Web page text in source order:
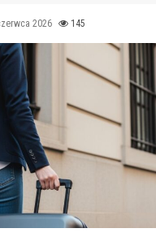
2026 145